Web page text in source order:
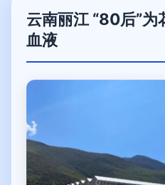
云南丽江 “80后”
血液